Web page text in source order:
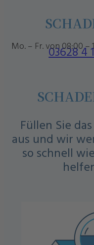
03628 4
Mo. – Fr. von 08:00 –
Füllen Sie
aus und wir
so schnell